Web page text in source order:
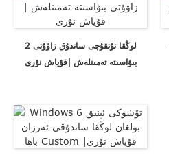
2 لوڭقا تۇتقۇچى ساندۇق زاۋۇتى
بىۋاسىتە تەمىنلەش |قۇياش نۇرى